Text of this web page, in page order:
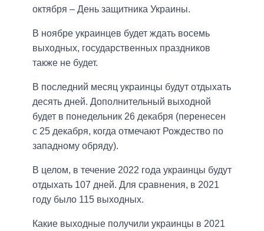
октября – День защитника Украины.
В ноябре украинцев будет ждать восемь
выходных, государственных праздников
также не будет.
В последний месяц украинцы будут отдыхать
десять дней. Дополнительный выходной
будет в понедельник 26 декабря (перенесен
с 25 декабря, когда отмечают Рождество по
западному обряду).
В целом, в течение 2022 года украинцы будут
отдыхать 107 дней. Для сравнения, в 2021
году было 115 выходных.
Какие выходные получили украинцы в 2021